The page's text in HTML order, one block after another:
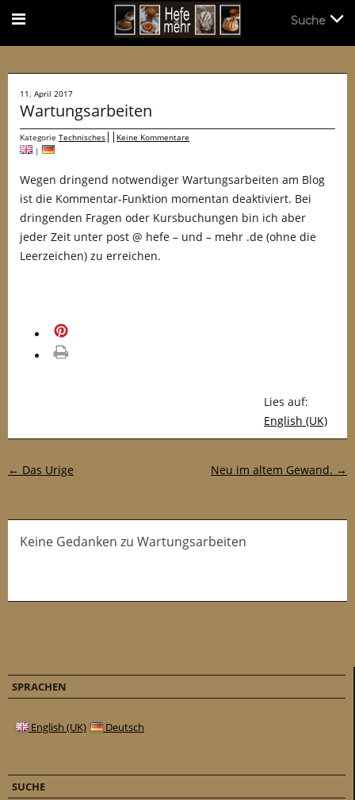
11. April 2017
Wartungsarbeiten
Kategorie Technisches
Keine Kommentare
|
Wegen dringend notwendiger Wartungsarbeiten am Blog
ist die Kommentar-Funktion momentan deaktiviert. Bei
dringenden Fragen oder Kursbuchungen bin ich aber
jeder Zeit unter post @ hefe – und – mehr .de (ohne die
Leerzeichen) zu erreichen.
Lies auf:
English (UK)
Post-Navigation
← Das Urige Neu im altem Gewand. →
Keine Gedanken zu Wartungsarbeiten
SPRACHEN
English (UK) Deutsch
SUCHE
Suche
Suche